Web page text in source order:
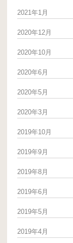
2021年1月
2020年12月
2020年10月
2020年6月
2020年5月
2020年3月
2019年10月
2019年9月
2019年8月
2019年6月
2019年5月
2019年4月